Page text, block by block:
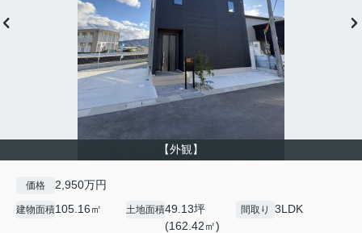
【外観】
価格 2,950万円
建物面積105.16㎡ 土地面積49.13坪
(162.42㎡)
間取り 3LDK